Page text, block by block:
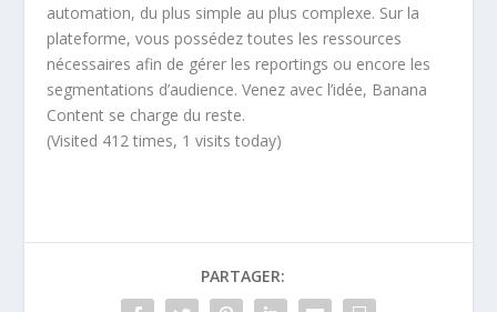
automation, du plus simple au plus complexe. Sur la
plateforme, vous possédez toutes les ressources
nécessaires afin de gérer les reportings ou encore les
segmentations d’audience. Venez avec l’idée, Banana
Content se charge du reste.
(Visited 412 times, 1 visits today)
PARTAGER: